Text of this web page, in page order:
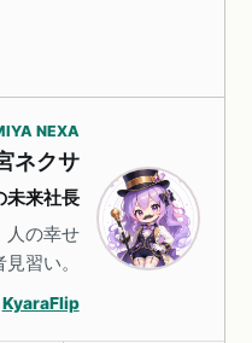
NEXA
ネクサ
未来社長
人の幸せ
習い。
KyaraFlip